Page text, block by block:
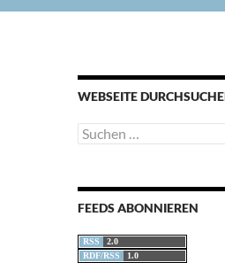
WEBSEITE
Suchen
nach:
FEEDS ABONNIEREN
RSS
2.0
RDF/RSS
1.0